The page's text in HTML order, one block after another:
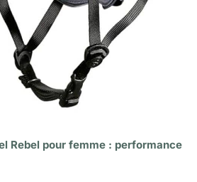
Rebel pour femme : performance